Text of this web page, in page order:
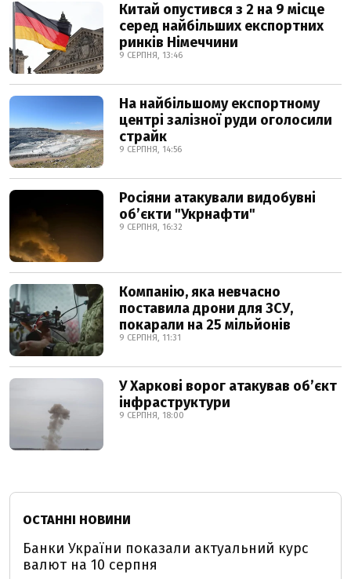
Китай опустився з 2 на 9 місце
серед найбільших експортних
ринків Німеччини
9 СЕРПНЯ, 13:46
На найбільшому експортному
центрі залізної руди оголосили
страйк
9 СЕРПНЯ, 14:56
Росіяни атакували видобувні
обʼєкти "Укрнафти"
9 СЕРПНЯ, 16:32
Компанію, яка невчасно
поставила дрони для ЗСУ,
покарали на 25 мільйонів
9 СЕРПНЯ, 11:31
У Харкові ворог атакував обʼєкт
інфраструктури
9 СЕРПНЯ, 18:00
ОСТАННІ НОВИНИ
Банки України показали актуальний курс
валют на 10 серпня